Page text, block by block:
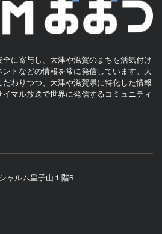
に寄与し、大津や滋賀のまちを活気付け
トなどの情報を常に発信しています。大
わりつつ、大津や滋賀県に特化した情報
マル放送で世界に発信するコミュニティ
ャルム皇子山１階B